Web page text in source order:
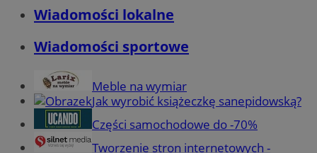
Wiadomości lokalne
Wiadomości sportowe
Meble na wymiar
Jak wyrobić książeczkę sanepidowską?
Części samochodowe do -70%
Tworzenie stron internetowych -